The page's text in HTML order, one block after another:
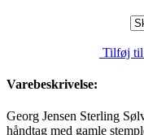
Tilføj
Varebeskrivelse:
Georg Jensen Sterling
håndtag med gamle